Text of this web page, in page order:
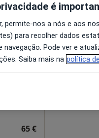
65 €
Hoje
8 Ago
é
permite-nos a nós e aos
para recolher dados
navegação. Pode ver e
Saiba mais na política